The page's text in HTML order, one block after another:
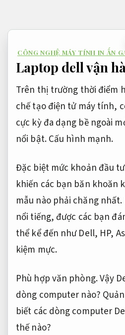
dungCÔNG NGHỆ MÁY TÍNH IN ẤN
Laptop dell vận
Trên thị trường thời điểm
chế tạo điện tử máy tính,
cực kỳ đa dạng bề ngoài
nổi bật.Cấu hình mạnh.
Đặc biệt mức khoản đầu
khiến các bạn băn khoăn
mẫu nào phải chăng
nổi tiếng, được các bạn
thể kể đến như Dell, HP,
kiệm mực.
Phù hợp văn phòng.Vậy
dòng computer nào?
biết các dòng computer
thế nào?